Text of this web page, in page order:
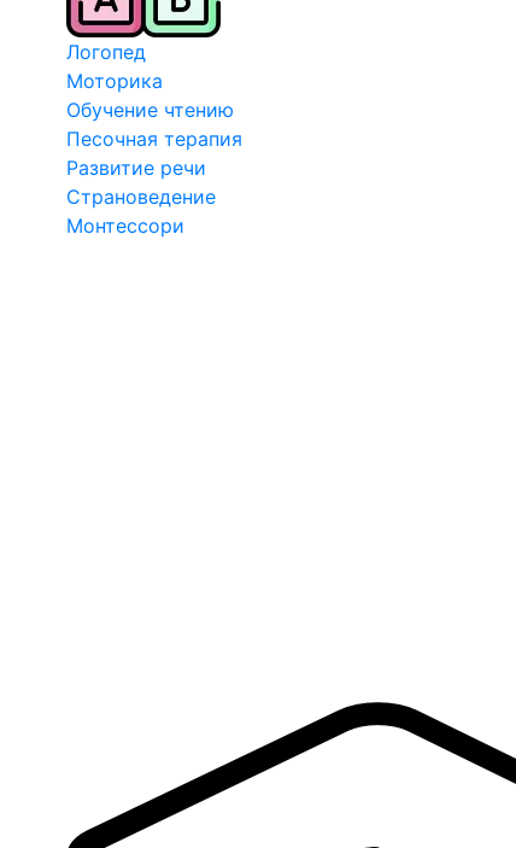
Логопед
Моторика
Обучение чтению
Песочная терапия
Развитие речи
Страноведение
Монтессори